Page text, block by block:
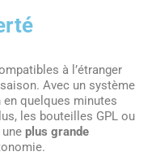
à l’étranger
Avec un système
en quelques minutes
les bouteilles GPL ou
plus grande